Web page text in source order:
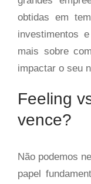
obtidas em
investimentos
mais sobre
impactar o seu
Feeling
vence?
Não podemos
papel